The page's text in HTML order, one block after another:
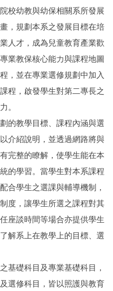
校幼教與幼保相關系所發展
，規劃本系之發展目標在培
人才，成為兒童教育產業歡
業教保核心能力與課程地圖
，並在專業選修規劃中加入
程，啟發學生對第二專長之
。
的教學目標、課程內涵與選
介紹說明，並透過網路將與
完整的瞭解，使學生能在本
的學習。當學生對本系課程
合學生之選課與輔導機制，
度，讓學生所選之課程對其
座談時間等場合亦提供學生
解系上在教學上的目標、選
基礎科目及專業基礎科目，
選修科目，皆以照護與教育